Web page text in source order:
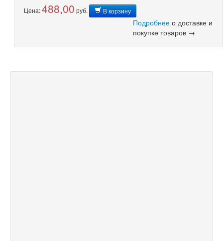
Цена:488,00 руб. В корзину
Подробнее о доставке и
покупке товаров →